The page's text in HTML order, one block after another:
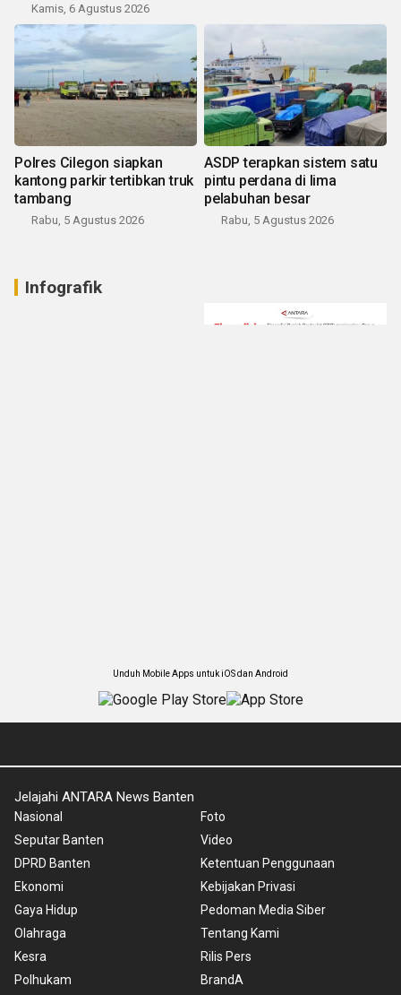
Kamis, 6 Agustus 2026
Polres Cilegon siapkan
kantong parkir tertibkan truk
tambang
Rabu, 5 Agustus 2026
ASDP terapkan sistem satu
pintu perdana di lima
pelabuhan besar
Rabu, 5 Agustus 2026
Infografik
Unduh Mobile Apps untuk iOS dan Android
Jelajahi ANTARA News Banten
Nasional
Seputar Banten
DPRD Banten
Ekonomi
Gaya Hidup
Olahraga
Kesra
Polhukam
Foto
Video
Ketentuan Penggunaan
Kebijakan Privasi
Pedoman Media Siber
Tentang Kami
Rilis Pers
BrandA